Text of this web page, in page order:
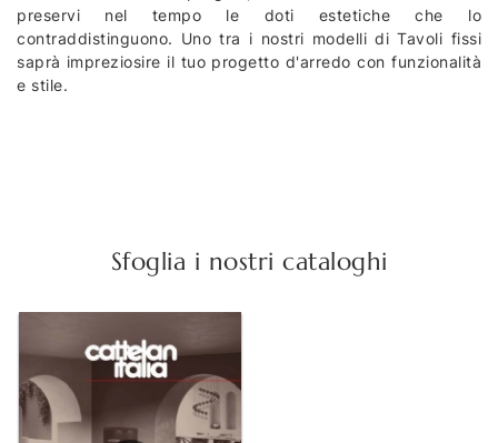
preservi nel tempo le doti estetiche che lo
contraddistinguono. Uno tra i nostri modelli di Tavoli fissi
saprà impreziosire il tuo progetto d'arredo con funzionalità
e stile.
Sfoglia i nostri cataloghi